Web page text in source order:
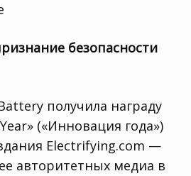
безопасности
получила награду
(«Инновация года»)
Electrifying.com —
авторитетных медиа в